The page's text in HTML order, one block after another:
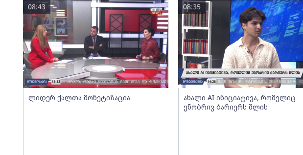
ლიდერ ქალთა მონეტიზაცია
08:43
ახალი AI ინიციატივა, რომელიც
ენობრივ ბარიერს შლის
08:35